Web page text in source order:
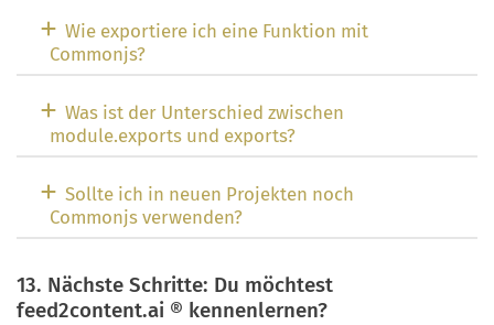
Wie exportiere ich eine Funktion mit
Commonjs?
Was ist der Unterschied zwischen
module.exports und exports?
Sollte ich in neuen Projekten noch
Commonjs verwenden?
13. Nächste Schritte: Du möchtest
feed2content.ai ® kennenlernen?